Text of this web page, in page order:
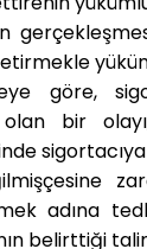
göre,
olan bir
adına
belirttiği